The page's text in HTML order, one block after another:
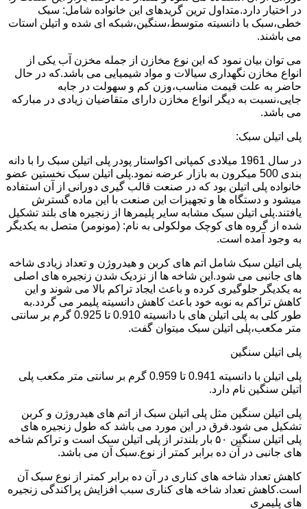
در اختیار دارد.متداول ترین گریدهای این خانواده شامل: سبک
خطی،سبک با دانسیته متوسط،سنگین،شبکه ای شده و اتیلن استات
می باشند.
می توان بیان نمود که این نوع مخازن از جمله مخزن آب یکی از
انواع مخازن نگهداری سیالات و مواد شیمیایی می باشد.که در حال
حاضر به علت قیمت مناسب،وزن کم و سهولت در جابه
جایی،نسبت به دیگر انواع مخازن دارای متقاضیان زیادی در مبارکه
می باشد.
پلی اتیلن سبک:
در سال 1961 میلادی کمپانی اکواستار پودر پلی اتیلن سبک را با دانه
بندی 500 میکرون به بازار عرضه نمود.پلی اتیلن سبک نخستین عضو
خانواده پلی اتیلن بود که در صنعت قالب گیری دورانی از آن استفاده
میشود و دستگاه ها و تجهیزات این صنعت با این ماده گسترش
یافتند.پلی اتیلن سبک مشابه سایر پلیمرها از زنجیره های بلند تشکیل
شده از گروه های کوچک مولکولی به نام: (مونومر) متصل به یکدیگر
به وجود آمده است.
پلی اتیلن سبک شامل اتم های کربن و هیدروژن و تعداد زیادی شاخه
های جانبی می شود.این شاخه ها از نزدیک شدن زنجیره های اصلی
به یکدیگر جلوگیری کرده و باعث ایجاد تراکم بالا می شوند و این
کاهش تراکم به نوبه خود باعث کاهش دانسیته پلیمر می گردد.به
طور کلی به پلی اتیلن های با دانسیته 0.910 تا 0.925 گرم بر سانتی
متر مکعب،پلی اتیلن سبک میتوان گفت.
پلی اتیلن سنگین
پلی اتیلن با دانسیته 0.941 تا 0.959 گرم بر سانتی متر مکعب پلی
اتیلن سنگین نام دارد.
پلی اتیلن سنگین مثل پلی اتیلن سبک از اتم های هیدروژن و کربن
تشکیل می شود.فرق در این مورد می باشد که طول زنجیره های
پلی اتیلن سنگین ۵۰ بار بلندتر از پلی اتیلن سبک است و تراکم شاخه
های جانبی در آن ده برابر کمتر از نوع.سبک آن می باشد.
کاهش تعداد شاخه های کناری در آن ده برابر کمتر از نوع سبک آن
است.کاهش تعداد شاخه های کناری سبب افزایش پراکندگی زنجیره
های پلیمری